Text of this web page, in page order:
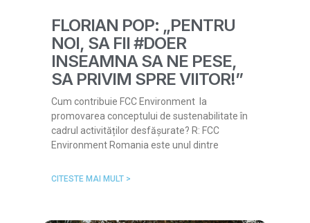
FLORIAN POP: „PENTRU
NOI, SA FII #DOER
INSEAMNA SA NE PESE,
SA PRIVIM SPRE VIITOR!”
Cum contribuie FCC Environment la
promovarea conceptului de sustenabilitate în
cadrul activităților desfășurate? R: FCC
Environment Romania este unul dintre
CITESTE MAI MULT >